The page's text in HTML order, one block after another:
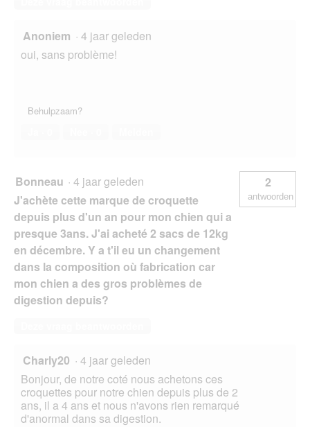
Anoniem · 4 jaar geleden
oui, sans problème!
Behulpzaam?
Bonneau · 4 jaar geleden
J'achète cette marque de croquette
depuis plus d'un an pour mon chien qui a
presque 3ans. J'ai acheté 2 sacs de 12kg
en décembre. Y a t'il eu un changement
dans la composition où fabrication car
mon chien a des gros problèmes de
digestion depuis?
2
antwoorden
Charly20 · 4 jaar geleden
Bonjour, de notre coté nous achetons ces
croquettes pour notre chien depuis plus de 2
ans, il a 4 ans et nous n'avons rien remarqué
d'anormal dans sa digestion.